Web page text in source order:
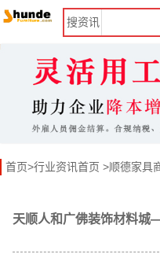
搜资讯
首页>行业资讯首页 >顺德家具
天顺人和广佛装饰材料